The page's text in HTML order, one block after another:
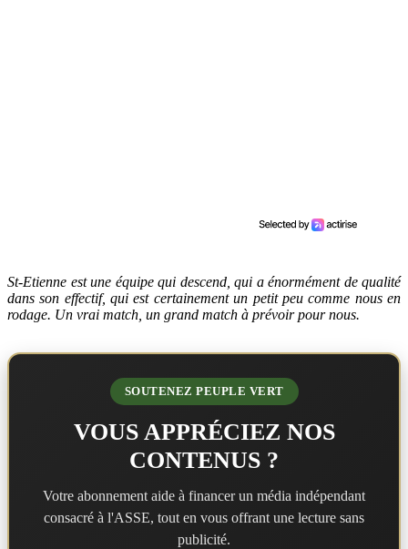
St-Etienne est une équipe qui descend, qui a énormément de qualité
dans son effectif, qui est certainement un petit peu comme nous en
rodage. Un vrai match, un grand match à prévoir pour nous.
SOUTENEZ PEUPLE VERT
VOUS APPRÉCIEZ NOS
CONTENUS ?
Votre abonnement aide à financer un média indépendant
consacré à l'ASSE, tout en vous offrant une lecture sans
publicité.